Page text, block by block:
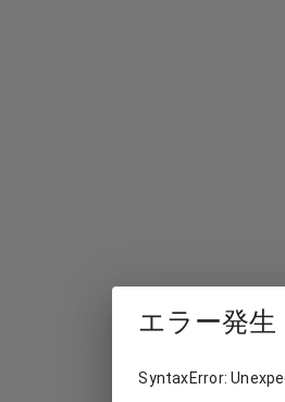
エラー発生
SyntaxError: